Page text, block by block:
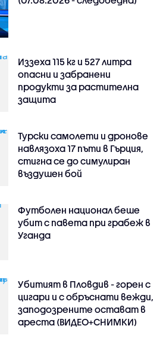
Иззеха 115 кг и 527 литра
опасни и забранени
продукти за растителна
защита
Турски самолети и дронове
навлязоха 17 пъти в Гърция,
стигна се до симулиран
въздушен бой
Футболен национал беше
убит с павета при грабеж в
Уганда
Убитият в Пловдив - горен с
цигари и с обръснати вежди,
заподозрените остават в
ареста (ВИДЕО+СНИМКИ)